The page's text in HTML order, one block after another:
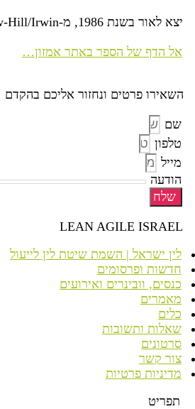
יצא לאור בשנת 1986, מ-McGraw-Hill/Irwin.
אל הדף של הספר באתר אמזון…
השאירו פרטים ונחזור אליכם בהקדם
שם
טלפון
מייל
הודעה
שלח
LEAN AGILE ISRAEL
לין ישראל | השמת שיטת לין לייעול
חדשות ופרסומים
כנסים, וובינרים ואירועים
מאמרים
כלים
שאלות ותשובות
סרטונים
צור קשר
מדיניות פרטיות
תפריט